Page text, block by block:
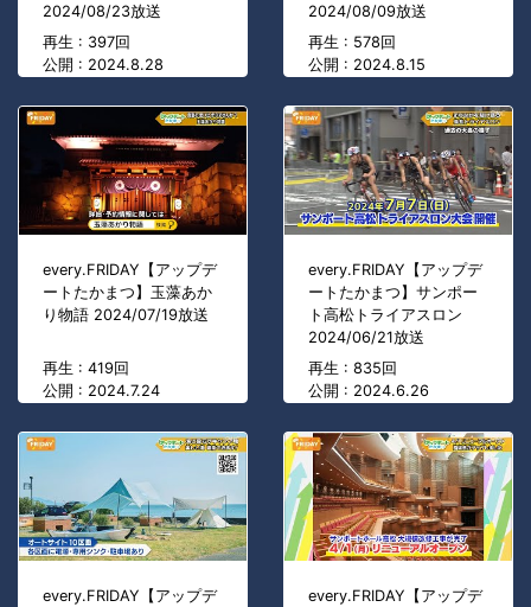
2024/08/23放送
再生 : 397回
公開 : 2024.8.28
2024/08/09放送
再生 : 578回
公開 : 2024.8.15
every.FRIDAY【アップデ
ートたかまつ】玉藻あか
り物語 2024/07/19放送
再生 : 419回
公開 : 2024.7.24
every.FRIDAY【アップデ
ートたかまつ】サンポー
ト高松トライアスロン
2024/06/21放送
再生 : 835回
公開 : 2024.6.26
every.FRIDAY【アップデ
every.FRIDAY【アップデ